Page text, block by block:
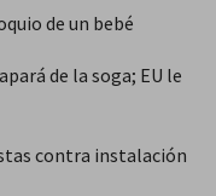
de un bebé
de la soga; EU le
contra instalación